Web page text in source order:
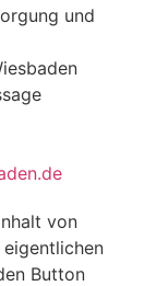
und
von
Button